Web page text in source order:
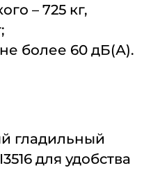
– 725 кг,
более 60 дБ(А).
гладильный
для удобства